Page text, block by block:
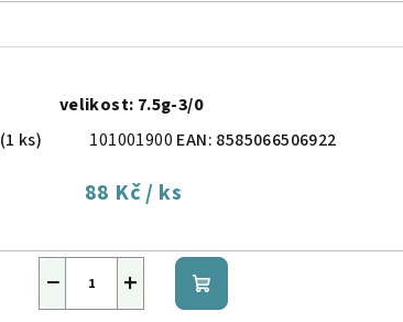
velikost: 7.5g-3/0
(1 ks) 101001900 EAN: 8585066506922
88 Kč/ ks
+
− Do
košíku